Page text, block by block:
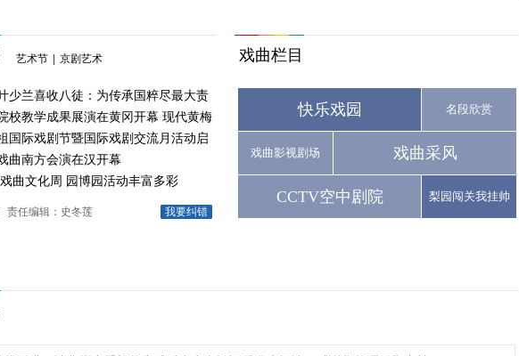
艺术节 京剧艺术
少兰喜收八徒：为传承国粹尽最大责
校教学成果展演在黄冈开幕 现代黄梅
》倾情..
国际戏剧节暨国际戏剧交流月活动启
曲南方会演在汉开幕
曲文化周 园博园活动丰富多彩
我要纠错
责任编辑：史冬莲
戏曲栏目
快乐戏园 名段欣赏
戏曲影视剧场 戏曲采风
CCTV空中剧院 梨园闯关我挂帅